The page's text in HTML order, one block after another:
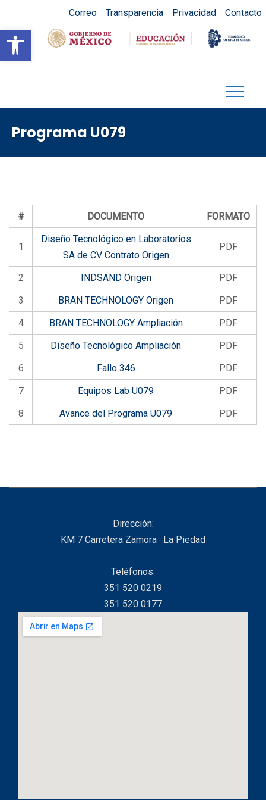
Abrir barra de herramientas
Correo Transparencia Privacidad Contacto
Programa U079
# DOCUMENTO FORMATO
1
Diseño Tecnológico en Laboratorios
SA de CV Contrato Origen
PDF
2 INDSAND Origen
PDF
3
BRAN TECHNOLOGY Origen
PDF
4
BRAN TECHNOLOGY Ampliación
PDF
5
Diseño Tecnológico Ampliación
PDF
6
Fallo 346
PDF
7
Equipos Lab U079
PDF
8
Avance del Programa U079 PDF
Dirección:
KM 7 Carretera Zamora · La Piedad
Teléfonos:
351 520 0219
351 520 0177